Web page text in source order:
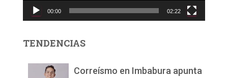
c
d
00:00 02:22
TENDENCIAS
Correísmo en Imbabura apunta